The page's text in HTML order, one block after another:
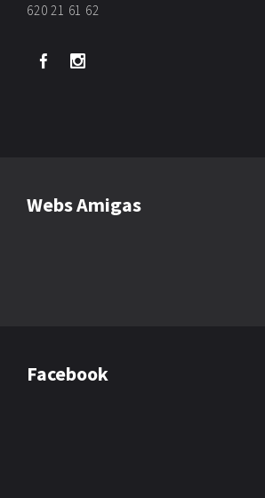
620 21 61 62
Webs Amigas
Facebook